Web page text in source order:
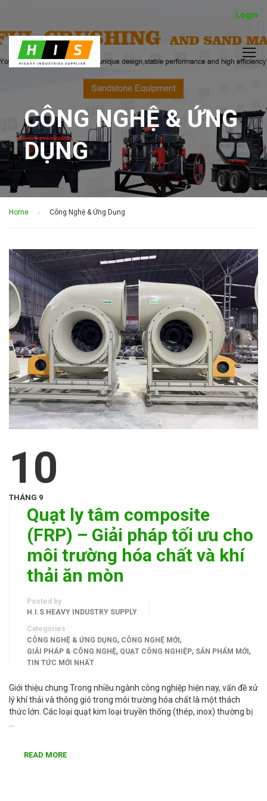
Login
CÔNG NGHỆ & ỨNG
DỤNG
Home Công Nghệ & Ứng Dụng
10
THÁNG 9
Quạt ly tâm composite
(FRP) – Giải pháp tối ưu cho
môi trường hóa chất và khí
thải ăn mòn
Posted by
H.I.S HEAVY INDUSTRY SUPPLY
Categories
CÔNG NGHỆ & ỨNG DỤNG, CÔNG NGHỆ MỚI ,
GIẢI PHÁP & CÔNG NGHỆ, QUẠT CÔNG NGHIỆP, SẢN PHẨM MỚI ,
TIN TỨC MỚI NHẤT
Giới thiệu chung Trong nhiều ngành công nghiệp hiện nay, vấn đề xử
lý khí thải và thông gió trong môi trường hóa chất là một thách
thức lớn. Các loại quạt kim loại truyền thống (thép, inox) thường bị
…
READ MORE